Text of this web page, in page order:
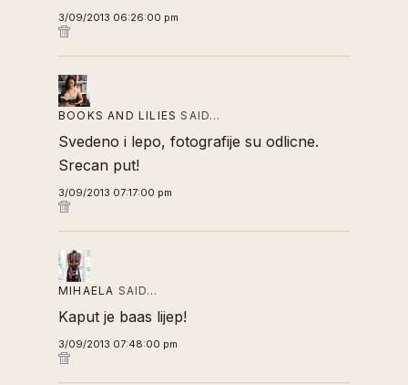
3/09/2013 06:26:00 pm
BOOKS AND LILIES SAID…
Svedeno i lepo, fotografije su odlicne.
Srecan put!
3/09/2013 07:17:00 pm
MIHAELA SAID…
Kaput je baas lijep!
3/09/2013 07:48:00 pm